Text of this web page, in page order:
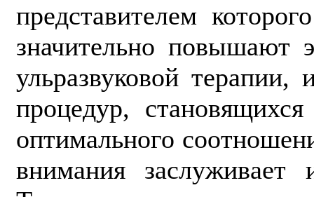
представителем
значительно повышают
ульразвуковой
процедур,
оптимального
внимания заслуживает